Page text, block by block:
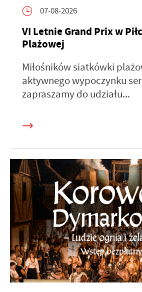
07-08-2026
VI Letnie Grand Prix w
Plażowej
Miłośników siatkówki
aktywnego wypoczynku
zapraszamy do udziału...